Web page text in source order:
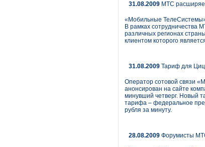
31.08.2009 МТС
«Мобильные ТелеСистемы»
В рамках сотрудничества
различных регионах
клиентом которого
31.08.2009 Тариф для
Оператор сотовой связи
анонсирован на сайте
минувший четверг. Новый
тарифа – федеральное
рубля за минуту.
28.08.2009 Форумисты